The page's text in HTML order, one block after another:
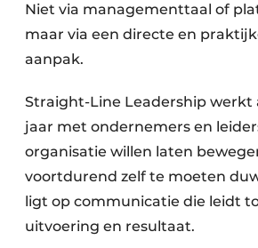
Niet via managementtaal of
maar via een directe en
aanpak.
Straight-Line Leadership werkt
jaar met ondernemers en
organisatie willen laten
voortdurend zelf te moeten
ligt op communicatie die leidt
uitvoering en resultaat.